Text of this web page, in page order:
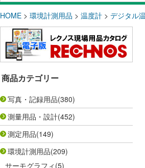
HOME > 環境計測用品 > 温度計 > デジタル
商品カテゴリー
写真・記録用品(380)
測量用品・設計(452)
測定用品(149)
環境計測用品(209)
サーモグラフィ (5)